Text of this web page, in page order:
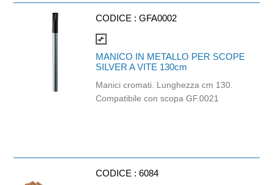
protezione della foresta amazzonica.
Balla da 96 pezzi. Strappi: 165.
Lunghezza strappo: 11cm.
CODICE : GFA0002
compare_arrows
MANICO IN METALLO PER SCOPE
SILVER A VITE 130cm
Manici cromati. Lunghezza cm 130.
Compatibile con scopa GF.0021
CODICE : 6084